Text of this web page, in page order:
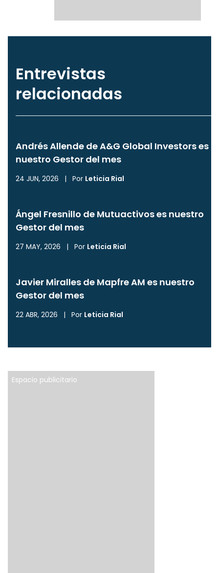
Entrevistas
relacionadas
Andrés Allende de A&G Global Investors es
nuestro Gestor del mes
24 JUN, 2026 | Por Leticia Rial
Ángel Fresnillo de Mutuactivos es nuestro
Gestor del mes
27 MAY, 2026 | Por Leticia Rial
Javier Miralles de Mapfre AM es nuestro
Gestor del mes
22 ABR, 2026 | Por Leticia Rial
Espacio publicitario